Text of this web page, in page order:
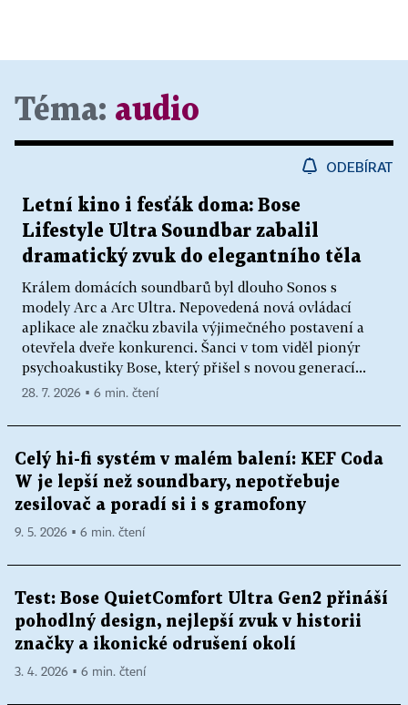
Téma: audio
ODEBÍRAT
Letní kino i fesťák doma: Bose
Lifestyle Ultra Soundbar zabalil
dramatický zvuk do elegantního těla
Králem domácích soundbarů byl dlouho Sonos s
modely Arc a Arc Ultra. Nepovedená nová ovládací
aplikace ale značku zbavila výjimečného postavení a
otevřela dveře konkurenci. Šanci v tom viděl pionýr
psychoakustiky Bose, který přišel s novou generací...
28. 7. 2026 ▪ 6 min. čtení
Celý hi-fi systém v malém balení: KEF Coda
W je lepší než soundbary, nepotřebuje
zesilovač a poradí si i s gramofony
9. 5. 2026 ▪ 6 min. čtení
Test: Bose QuietComfort Ultra Gen2 přináší
pohodlný design, nejlepší zvuk v historii
značky a ikonické odrušení okolí
3. 4. 2026 ▪ 6 min. čtení